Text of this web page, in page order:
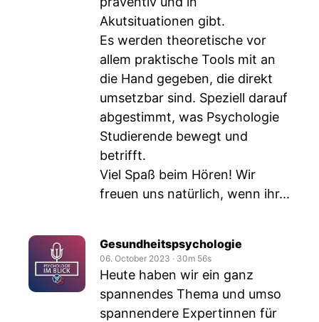
Akutsituationen gibt.
Es werden theoretische vor
allem praktische Tools mit an
die Hand gegeben, die direkt
umsetzbar sind. Speziell darauf
abgestimmt, was Psychologie
Studierende bewegt und
betrifft.
Viel Spaß beim Hören! Wir
freuen uns natürlich, wenn ihr...
Gesundheitspsychologie
06. October 2023 ‧ 30m 56s
Heute haben wir ein ganz
spannendes Thema und umso
spannendere Expertinnen für